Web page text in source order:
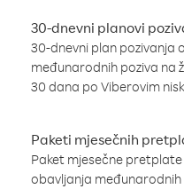
30-dnevni planovi
30-dnevni plan pozivanja
međunarodnih poziva na
30 dana po Viberovim
Paketi mjesečnih
Paket mjesečne
obavljanja međunarodnih